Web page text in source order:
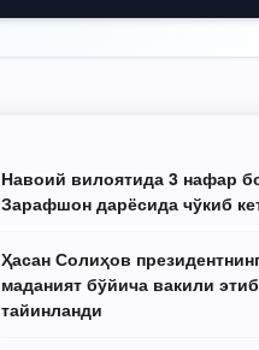
Навоий вилоятида 3 нафар
Зарафшон дарёсида чўкиб
Ҳасан Солиҳов
маданият бўйича вакили этиб
тайинланди